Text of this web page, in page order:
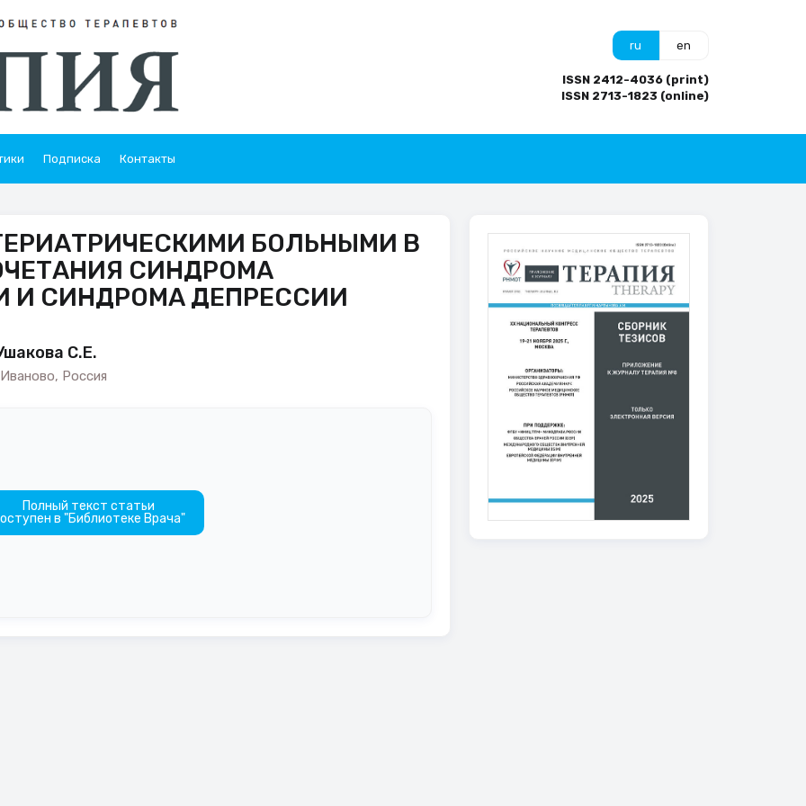
ru en
ISSN 2412-4036 (print)
ISSN 2713-1823 (online)
Подписка Контакты
БОЛЬНЫМИ В
СИНДРОМА
И СИНДРОМА ДЕПРЕССИИ
С.Е.
Россия
Полный текст статьи
в "Библиотеке Врача"